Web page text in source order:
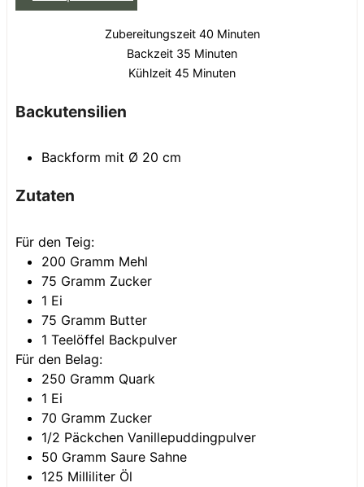
Zubereitungszeit 40Minuten
Minuten
Backzeit 35 Minuten
Minuten
Kühlzeit 45 Minuten
Minuten
Backutensilien
Backform mit Ø 20 cm
Zutaten
Für den Teig:
200 Gramm Mehl
75 Gramm Zucker
1 Ei
75 Gramm Butter
1 Teelöffel Backpulver
Für den Belag:
250 Gramm Quark
1 Ei
70 Gramm Zucker
1/2 Päckchen Vanillepuddingpulver
50 Gramm Saure Sahne
125 Milliliter Öl